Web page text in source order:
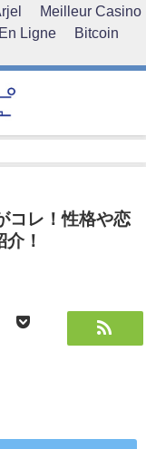
Meilleur Casino
Ligne
Bitcoin
コレ！性格や恋
！